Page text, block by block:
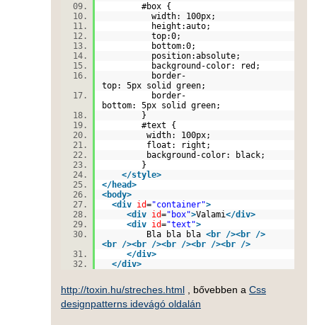
#box {
width: 100px;
height:auto;
top:0;
bottom:0;
position:absolute;
background-color: red;
border-
top: 5px solid green;
border-
bottom: 5px solid green;
}
#text {
width: 100px;
float: right;
background-color: black;
}
</style>
</head>
<body>
<div id="container">
<div id="box">Valami</div>
<div id="text">
Bla bla bla <br /><br />
<br /><br /><br /><br /><br />
</div>
</div>
http://toxin.hu/streches.html, bővebben a Css
designpatterns idevágó oldalán